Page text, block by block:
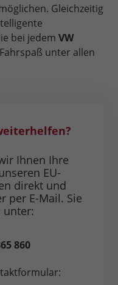
Gleichzeitig
bei jedem VW
unter allen
Ihnen Ihre
EU-
direkt und
per E-Mail. Sie
unter:
860